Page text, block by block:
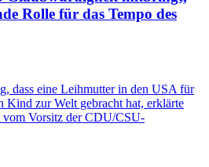
Rolle für das Tempo des
dass eine Leihmutter in den USA für
Kind zur Welt gebracht hat, erklärte
vom Vorsitz der CDU/CSU-